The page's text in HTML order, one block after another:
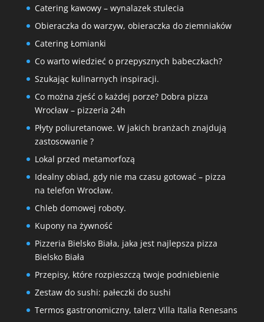
Catering kawowy – wynalazek stulecia
Obieraczka do warzyw, obieraczka do ziemniaków
Catering Łomianki
Co warto wiedzieć o przepysznych babeczkach?
Szukając kulinarnych inspiracji.
Co można zjeść o każdej porze? Dobra pizza
Wrocław – pizzeria 24h
Płyty poliuretanowe. W jakich branżach znajdują
zastosowanie ?
Lokal przed metamorfozą
Idealny obiad, gdy nie ma czasu gotować – pizza
na telefon Wrocław.
Chleb domowej roboty.
Kupony na żywność
Pizzeria Bielsko Biała, jaka jest najlepsza pizza
Bielsko Biała
Przepisy, które rozpieszczą twoje podniebienie
Zestaw do sushi: pałeczki do sushi
Termos gastronomiczny, talerz Villa Italia Renesans